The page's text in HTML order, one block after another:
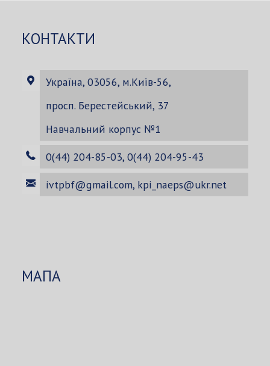
КОНТАКТИ
Україна, 03056, м.Київ-56,
просп. Берестейський, 37
Навчальний корпус №1
0(44) 204-85-03, 0(44) 204-95-43
ivtpbf@gmail.com, kpi_naeps@ukr.net
МАПА